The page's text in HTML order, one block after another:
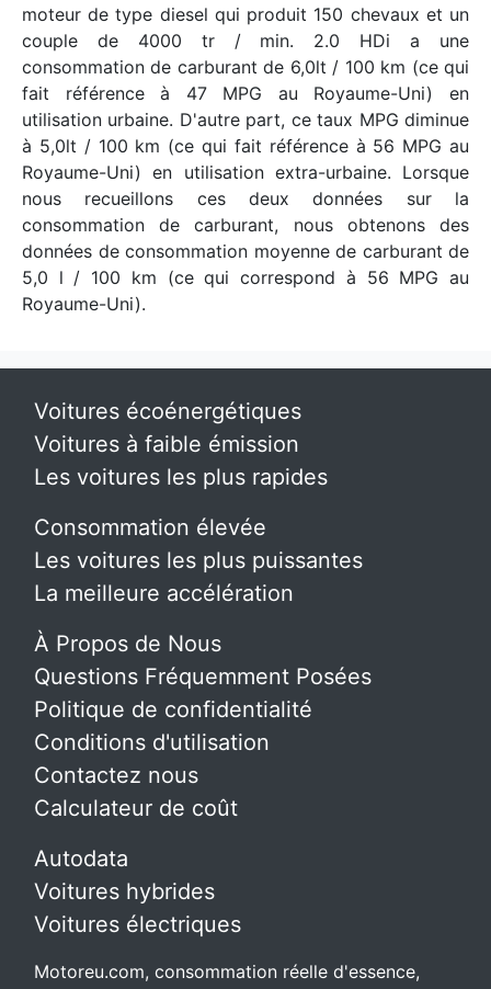
moteur de type diesel qui produit 150 chevaux et un
couple de 4000 tr / min. 2.0 HDi a une
consommation de carburant de 6,0lt / 100 km (ce qui
fait référence à 47 MPG au Royaume-Uni) en
utilisation urbaine. D'autre part, ce taux MPG diminue
à 5,0lt / 100 km (ce qui fait référence à 56 MPG au
Royaume-Uni) en utilisation extra-urbaine. Lorsque
nous recueillons ces deux données sur la
consommation de carburant, nous obtenons des
données de consommation moyenne de carburant de
5,0 l / 100 km (ce qui correspond à 56 MPG au
Royaume-Uni).
Voitures écoénergétiques
Voitures à faible émission
Les voitures les plus rapides
Consommation élevée
Les voitures les plus puissantes
La meilleure accélération
À Propos de Nous
Questions Fréquemment Posées
Politique de confidentialité
Conditions d'utilisation
Contactez nous
Calculateur de coût
Autodata
Voitures hybrides
Voitures électriques
Motoreu.com, consommation réelle d'essence,